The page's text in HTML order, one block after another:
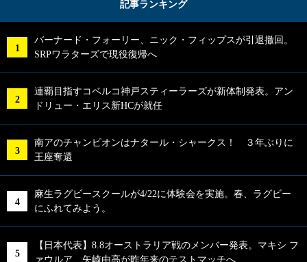
記事ランキング
バーナード・フォーリー、ニック・フィップスが引退撤回。
SRPワラターズで現役復帰へ
連覇目指すコベルコ神戸スティーラーズが新体制発表。アン
ドリュー・エリス新HCが就任
南アのチャンピオンはナタール・シャークス！ ３年ぶりに
王座奪還
麻生ラグビースクールが4/22に体験会を実施。春、ラグビー
にふれてみよう。
【日本代表】8.8オーストラリア戦のメンバー発表。マキシ フ
ァウルア、矢崎由高が昨年来のテストマッチへ